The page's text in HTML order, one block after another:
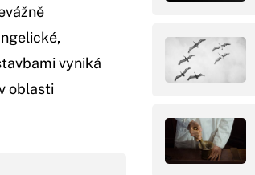
vyniká
oblasti